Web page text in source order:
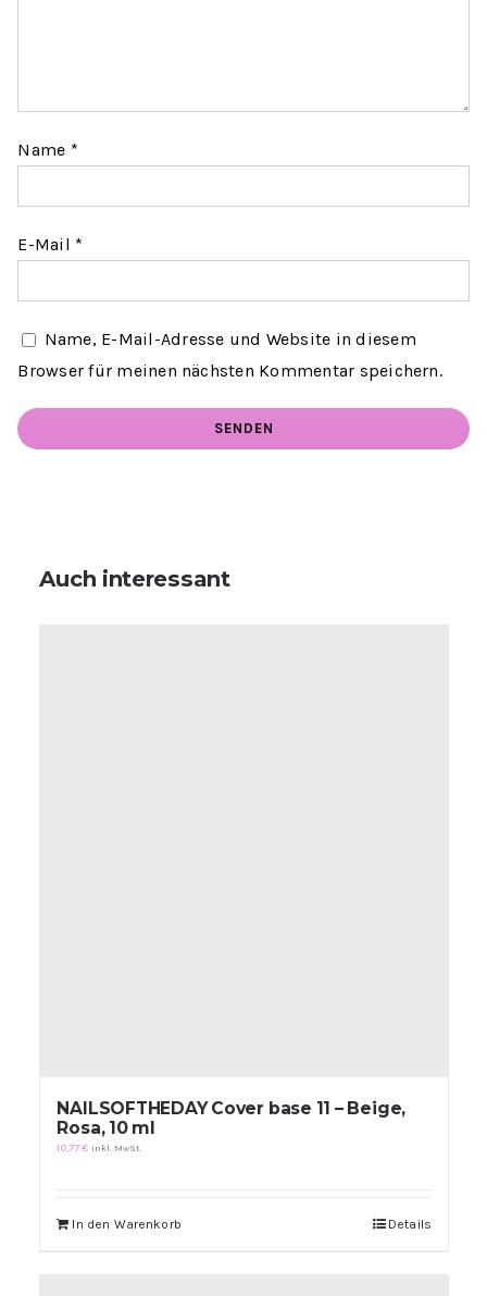
Name *
E-Mail *
Name, E-Mail-Adresse und Website in diesem
Browser für meinen nächsten Kommentar speichern.
Auch interessant
NAILSOFTHEDAY Cover base 11 – Beige,
Rosa, 10 ml
10,77€ inkl. MwSt.
In den Warenkorb Details